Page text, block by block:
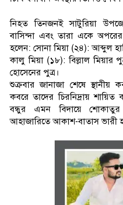
নিহত তিনজনই সাটুরিয়া
বাসিন্দা এবং তারা একে অপরের
হলেন: সোনা মিয়া (২৪): আব্দুল
কালু মিয়া (১৮): বিল্লাল মিয়ার
হোসেনের পুত্র।
শুক্রবার জানাজা শেষে স্থানীয়
কবরে তাদের চিরনিদ্রায়
বন্ধুর এমন বিদায়ে শোকাতুর
আহাজারিতে আকাশ-বাতাস ভারী